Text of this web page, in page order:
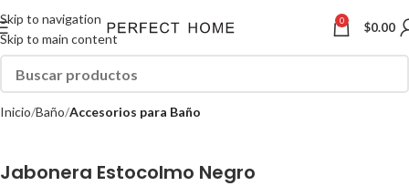
Skip to navigation
Skip to main content
0 $0.00
Inicio Baño Accesorios para Baño
Jabonera Estocolmo Negro